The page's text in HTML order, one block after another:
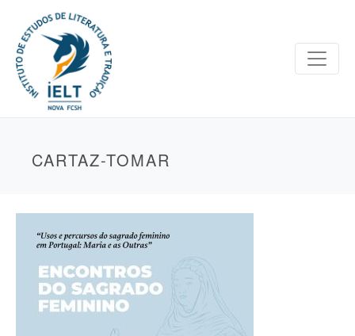
CARTAZ-TOMAR